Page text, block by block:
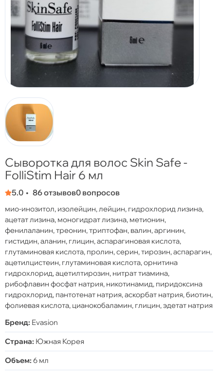
Сыворотка для волос Skin Safe -
FolliStim Hair 6 мл
5.0 86 отзывов0 вопросов
мио-инозитол, изолейцин, лейцин, гидрохлорид лизина,
ацетат лизина, моногидрат лизина, метионин,
фенилаланин, треонин, триптофан, валин, аргинин,
гистидин, аланин, глицин, аспарагиновая кислота,
глутаминовая кислота, пролин, серин, тирозин, аспарагин,
ацетилцистеин, глутаминовая кислота, орнитина
гидрохлорид, ацетилтирозин, нитрат тиамина,
рибофлавин фосфат натрия, никотинамид, пиридоксина
гидрохлорид, пантотенат натрия, аскорбат натрия, биотин,
фолиевая кислота, цианокобаламин, глицин, эдетат натрия
Бренд: Evasion
Страна: Южная Корея
Объем: 6 мл